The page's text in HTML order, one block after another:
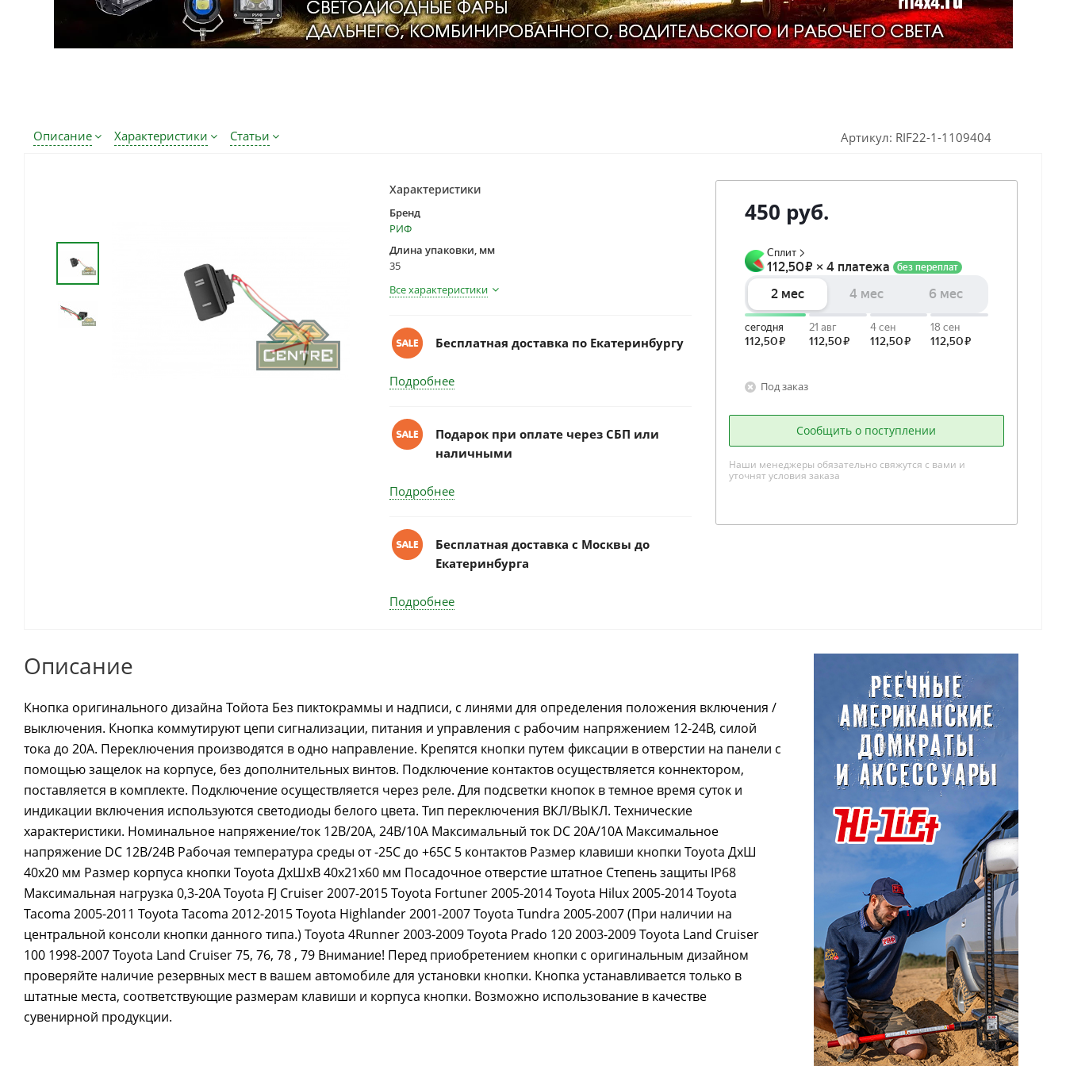
Описание Характеристики Статьи Артикул: RIF22-1-1109404
Характеристики
Бренд
РИФ
Длина упаковки, мм
35
Все характеристики
Бесплатная доставка по Екатеринбургу
Подробнее
Подарок при оплате через СБП или
наличными
Подробнее
Бесплатная доставка c Москвы до
Екатеринбурга
Подробнее
450 руб.
Под заказ
Сообщить о поступлении
Наши менеджеры обязательно свяжутся с вами и
уточнят условия заказа
Описание
Кнопка оригинального дизайна Тойота Без пиктокраммы и надписи, с линями для определения положения включения /
выключения. Кнопка коммутируют цепи сигнализации, питания и управления с рабочим напряжением 12-24В, силой
тока до 20А. Переключения производятся в одно направление. Крепятся кнопки путем фиксации в отверстии на панели с
помощью защелок на корпусе, без дополнительных винтов. Подключение контактов осуществляется коннектором,
поставляется в комплекте. Подключение осуществляется через реле. Для подсветки кнопок в темное время суток и
индикации включения используются светодиоды белого цвета. Тип переключения ВКЛ/ВЫКЛ. Технические
характеристики. Номинальное напряжение/ток 12В/20А, 24В/10А Максимальный ток DC 20А/10А Максимальное
напряжение DC 12В/24В Рабочая температура среды от -25С до +65С 5 контактов Размер клавиши кнопки Toyota ДхШ
40х20 мм Размер корпуса кнопки Toyota ДхШхВ 40х21х60 мм Посадочное отверстие штатное Степень защиты IP68
Максимальная нагрузка 0,3-20А Toyota FJ Cruiser 2007-2015 Toyota Fortuner 2005-2014 Toyota Hilux 2005-2014 Toyota
Tacoma 2005-2011 Toyota Tacoma 2012-2015 Toyota Highlander 2001-2007 Toyota Tundra 2005-2007 (При наличии на
центральной консоли кнопки данного типа.) Toyota 4Runner 2003-2009 Toyota Prado 120 2003-2009 Toyota Land Cruiser
100 1998-2007 Toyota Land Cruiser 75, 76, 78 , 79 Внимание! Перед приобретением кнопки с оригинальным дизайном
проверяйте наличие резервных мест в вашем автомобиле для установки кнопки. Кнопка устанавливается только в
штатные места, соответствующие размерам клавиши и корпуса кнопки. Возможно использование в качестве
сувенирной продукции.